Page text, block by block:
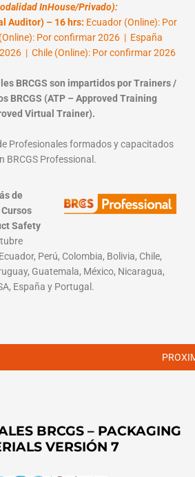
InHouse/Privado):
Auditor) – 16 hrs: Ecuador (Online): Por
Por confirmar 2026 | España
| Chile (Online): Por confirmar 2026
BRCGS son impartidos por Trainers /
BRCGS (ATP – Approved Training
Virtual Trainer).
Profesionales formados y capacitados
BRCGS Professional.
de
Cursos
Safety
Perú, Colombia, Bolivia, Chile,
Guatemala, México, Nicaragua,
España y Portugal.
BRCGS – PACKAGING
VERSIÓN 7